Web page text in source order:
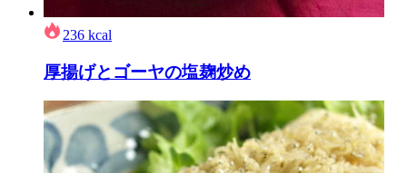
236 kcal
厚揚げとゴーヤの塩麹炒め